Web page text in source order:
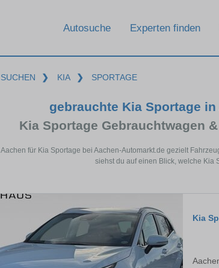
Autosuche Experten finden
SUCHEN ❯ KIA ❯ SPORTAGE
gebrauchte Kia Sportage
Kia Sportage Gebrauchtwagen
Aachen für Kia Sportage bei Aachen-Automarkt.de gezielt
siehst du auf einen Blick, welche Kia
Kia